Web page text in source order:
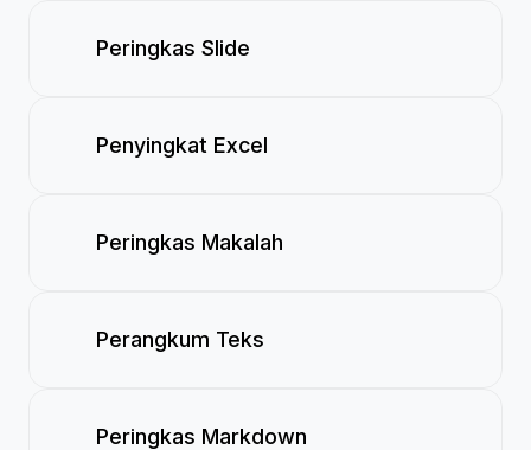
Peringkas Slide
Penyingkat Excel
Peringkas Makalah
Perangkum Teks
Peringkas Markdown